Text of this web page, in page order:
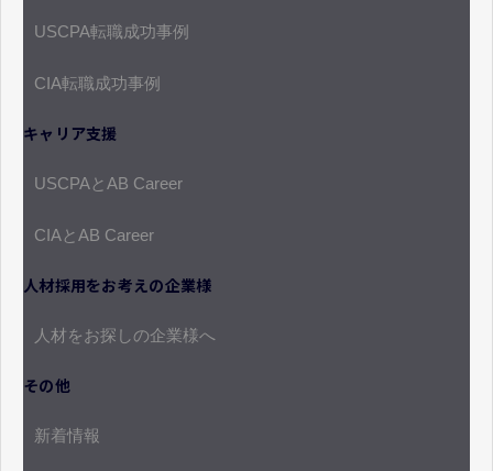
USCPA転職成功事例
CIA転職成功事例
キャリア支援
USCPAとAB Career
CIAとAB Career
人材採用をお考えの企業様
人材をお探しの企業様へ
その他
新着情報